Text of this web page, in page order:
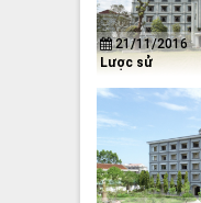
21/11/2016
Lược sử